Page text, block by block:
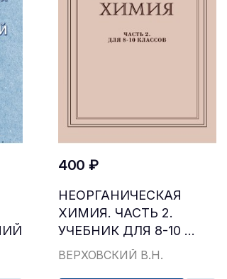
400 ₽
НЕОРГАНИЧЕСКАЯ
ХИМИЯ. ЧАСТЬ 2.
УЧЕБНИК ДЛЯ 8-10 ...
ВЕРХОВСКИЙ В.Н.